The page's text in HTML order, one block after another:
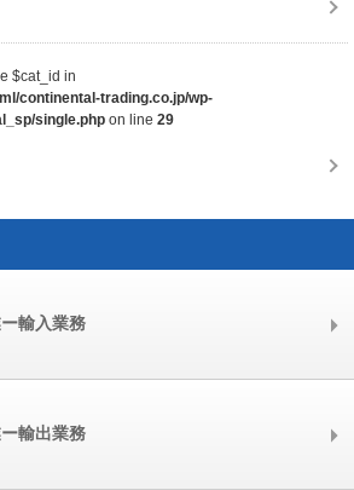
$cat_id in
continental-trading.co.jp/wp-
single.php on line 29
輸入業務
輸出業務